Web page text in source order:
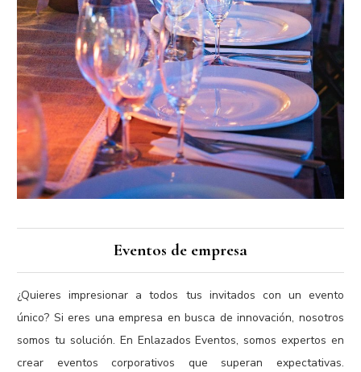
Eventos de empresa
¿Quieres impresionar a todos tus invitados con un evento
único? Si eres una empresa en busca de innovación, nosotros
somos tu solución. En Enlazados Eventos, somos expertos en
crear eventos corporativos que superan expectativas.